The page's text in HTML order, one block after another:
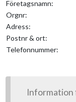
Företagsnamn:
Orgnr:
Adress:
Postnr & ort:
Telefonnummer: